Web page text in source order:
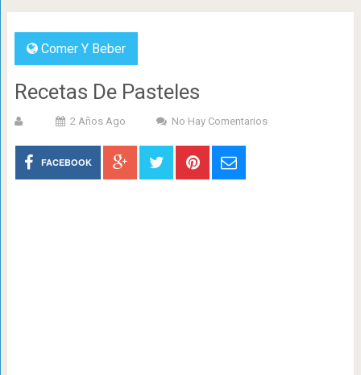
Comer Y Beber
Recetas De Pasteles
2 Años Ago No Hay Comentarios
FACEBOOK